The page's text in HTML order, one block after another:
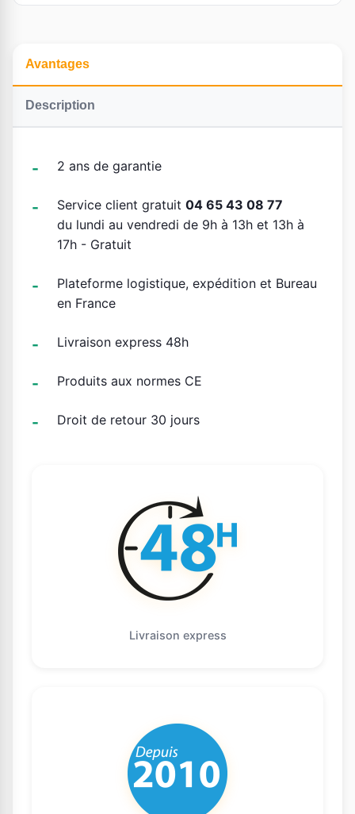
Avantages
Description
2 ans de garantie
Service client gratuit 04 65 43 08 77
du lundi au vendredi de 9h à 13h et 13h à
17h - Gratuit
Plateforme logistique, expédition et Bureau
en France
Livraison express 48h
Produits aux normes CE
Droit de retour 30 jours
Livraison express